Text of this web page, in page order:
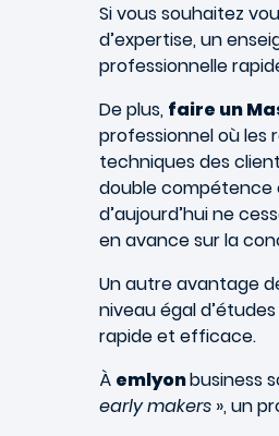
Si vous souhaitez
d’expertise, un
professionnelle
De plus, faire un
professionnel où les
techniques des
double compétence
d’aujourd’hui ne
en avance sur la
Un autre avantage
niveau égal
rapide et efficace.
À emlyonbusiness
early makers », un